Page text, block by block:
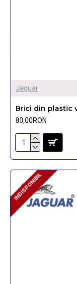
Jaguar
Brici din plastic
80,00RON
INDISPONIBIL
INDISPONIBIL